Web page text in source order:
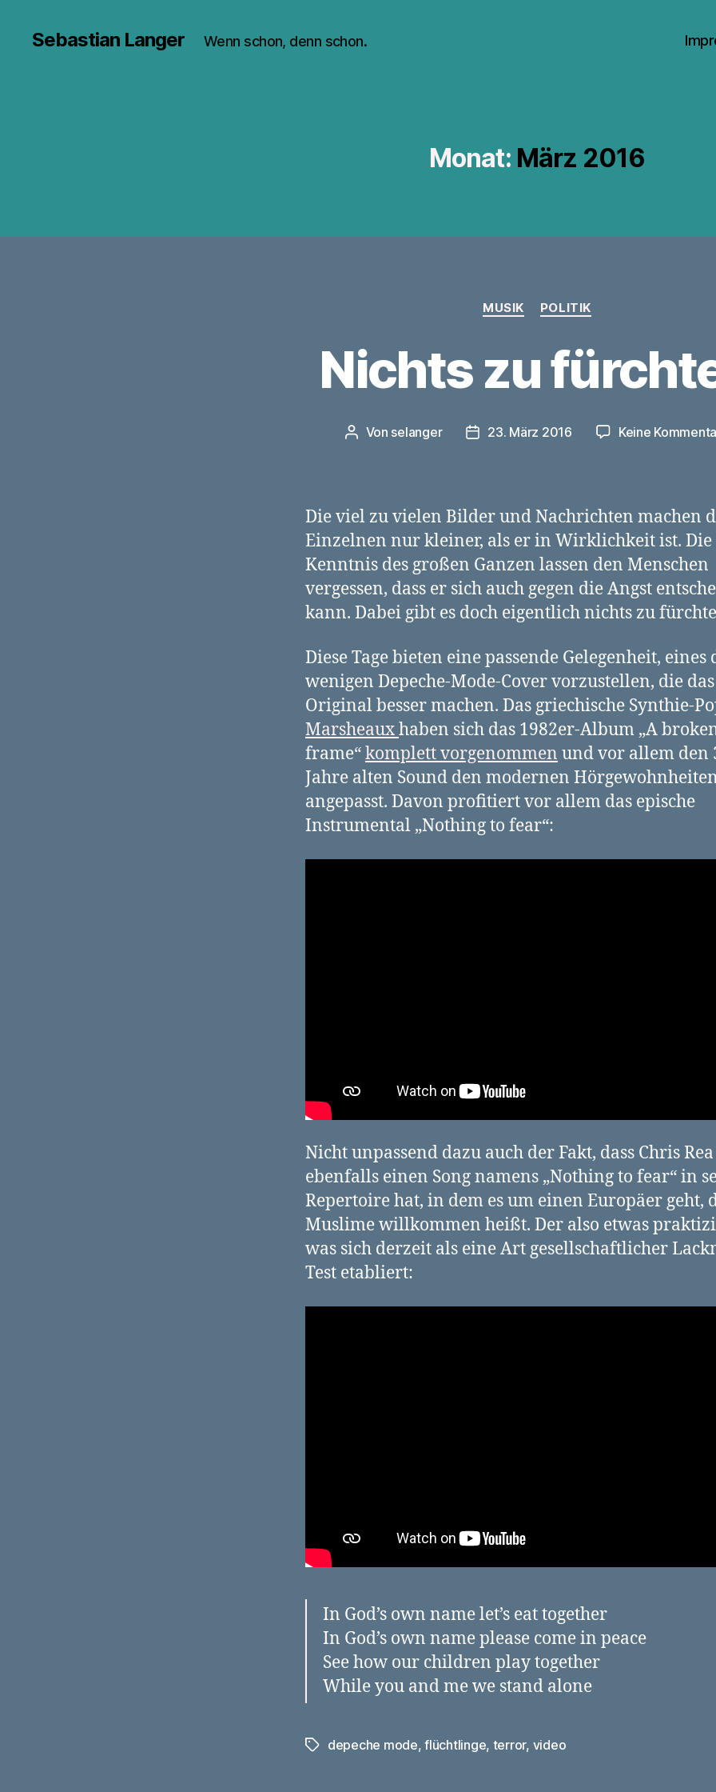
Sebastian Langer Wenn schon, denn schon.
Monat: März 2016
Kategorien
MUSIK POLITIK
Nichts zu
Beitragsautor
Von selanger Veröffentlichungsdatum
23. März 2016 Keine
Die viel zu vielen Bilder und Nachrichten machen
Einzelnen nur kleiner, als er in Wirklichkeit ist. Die
Kenntnis des großen Ganzen lassen den Menschen
vergessen, dass er sich auch gegen die Angst
kann. Dabei gibt es doch eigentlich nichts zu
Diese Tage bieten eine passende Gelegenheit, eines
wenigen Depeche-Mode-Cover vorzustellen, die das
Original besser machen. Das griechische Synthie-
Marsheauxhaben sich das 1982er-Album „A
frame“komplett vorgenommen und vor allem den
Jahre alten Sound den modernen
angepasst. Davon profitiert vor allem das epische
Instrumental „Nothing to fear“:
Nicht unpassend dazu auch der Fakt, dass Chris Rea
ebenfalls einen Song namens „Nothing to fear“ in
Repertoire hat, in dem es um einen Europäer geht,
Muslime willkommen heißt. Der also etwas
was sich derzeit als eine Art gesellschaftlicher
Test etabliert:
In God’s own name let’s eat together
In God’s own name please come in peace
See how our children play together
While you and me we stand alone
Schlagwörter
depeche mode,flüchtlinge, terror, video